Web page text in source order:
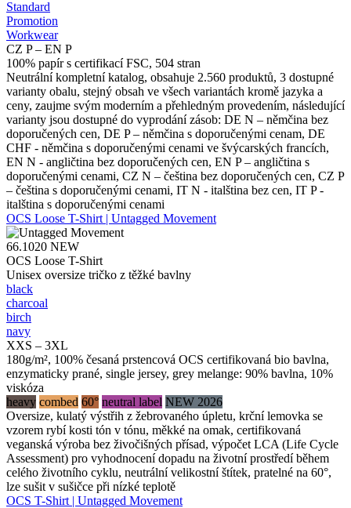
Standard
Promotion
Workwear
CZ P – EN P
100% papír s certifikací FSC, 504 stran
Neutrální kompletní katalog, obsahuje 2.560 produktů, 3 dostupné
varianty obalu, stejný obsah ve všech variantách kromě jazyka a
ceny, zaujme svým moderním a přehledným provedením, následující
varianty jsou dostupné do vyprodání zásob: DE N – němčina bez
doporučených cen, DE P – němčina s doporučenými cenam, DE
CHF - němčina s doporučenými cenami ve švýcarských francích,
EN N - angličtina bez doporučených cen, EN P – angličtina s
doporučenými cenami, CZ N – čeština bez doporučených cen, CZ P
– čeština s doporučenými cenami, IT N - italština bez cen, IT P -
italština s doporučenými cenami
OCS Loose T-Shirt | Untagged Movement
66.1020 NEW
OCS Loose T-Shirt
Unisex oversize tričko z těžké bavlny
black
charcoal
birch
navy
XXS – 3XL
180g/m², 100% česaná prstencová OCS certifikovaná bio bavlna,
enzymaticky prané, single jersey, grey melange: 90% bavlna, 10%
viskóza
heavy combed 60° neutral label NEW 2026
Oversize, kulatý výstřih z žebrovaného úpletu, krční lemovka se
vzorem rybí kosti tón v tónu, měkké na omak, certifikovaná
veganská výroba bez živočišných přísad, výpočet LCA (Life Cycle
Assessment) pro vyhodnocení dopadu na životní prostředí během
celého životního cyklu, neutrální velikostní štítek, pratelné na 60°,
lze sušit v sušičce při nízké teplotě
OCS T-Shirt | Untagged Movement